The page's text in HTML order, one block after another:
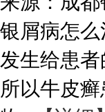
银屑病怎
发生给患
所以牛皮